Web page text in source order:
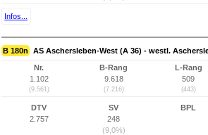
Infos...
B 180n AS Aschersleben-West (A 36) - westl.
Nr.
1.102
(9.561)
B-Rang
9.618
(7.216)
L-Rang
509
(443)
DTV
2.757
SV
248
(9,0%)
BPL